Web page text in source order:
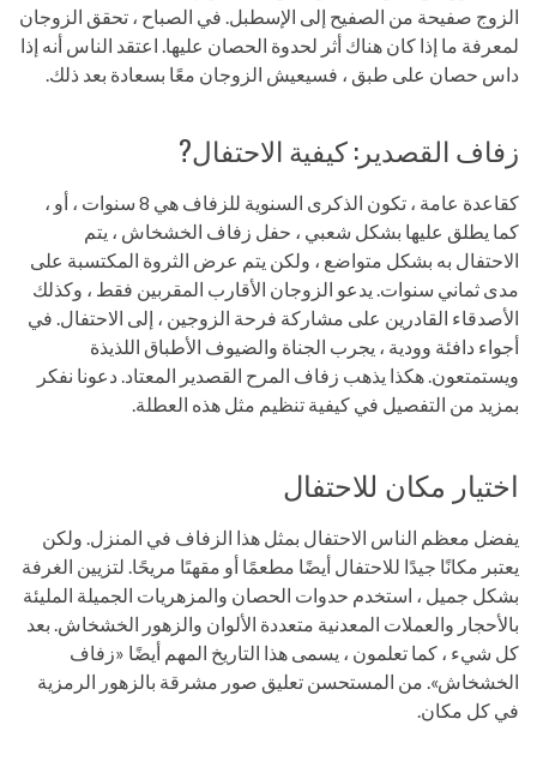
الزوج صفيحة من الصفيح إلى الإسطبل. في الصباح ، تحقق الزوجان
لمعرفة ما إذا كان هناك أثر لحدوة الحصان عليها. اعتقد الناس أنه إذا
داس حصان على طبق ، فسيعيش الزوجان معًا بسعادة بعد ذلك.
زفاف القصدير: كيفية الاحتفال?
كقاعدة عامة ، تكون الذكرى السنوية للزفاف هي 8 سنوات ، أو ،
كما يطلق عليها بشكل شعبي ، حفل زفاف الخشخاش ، يتم
الاحتفال به بشكل متواضع ، ولكن يتم عرض الثروة المكتسبة على
مدى ثماني سنوات. يدعو الزوجان الأقارب المقربين فقط ، وكذلك
الأصدقاء القادرين على مشاركة فرحة الزوجين ، إلى الاحتفال. في
أجواء دافئة وودية ، يجرب الجناة والضيوف الأطباق اللذيذة
ويستمتعون. هكذا يذهب زفاف المرح القصدير المعتاد. دعونا نفكر
بمزيد من التفصيل في كيفية تنظيم مثل هذه العطلة.
اختيار مكان للاحتفال
يفضل معظم الناس الاحتفال بمثل هذا الزفاف في المنزل. ولكن
يعتبر مكانًا جيدًا للاحتفال أيضًا مطعمًا أو مقهىًا مريحًا. لتزيين الغرفة
بشكل جميل ، استخدم حدوات الحصان والمزهريات الجميلة المليئة
بالأحجار والعملات المعدنية متعددة الألوان والزهور الخشخاش. بعد
كل شيء ، كما تعلمون ، يسمى هذا التاريخ المهم أيضًا «زفاف
الخشخاش». من المستحسن تعليق صور مشرقة بالزهور الرمزية
في كل مكان.